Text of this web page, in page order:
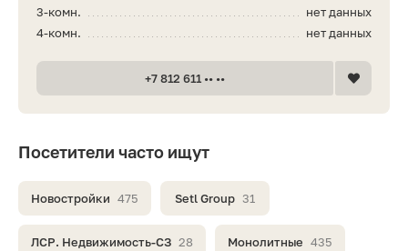
Посетители часто ищут
Новостройки 475 Setl Group 31
ЛСР. Недвижимость-СЗ 28 Монолитные 435
нет данных
3-комн.
нет данных
4-комн.
+7 812 611 •• ••